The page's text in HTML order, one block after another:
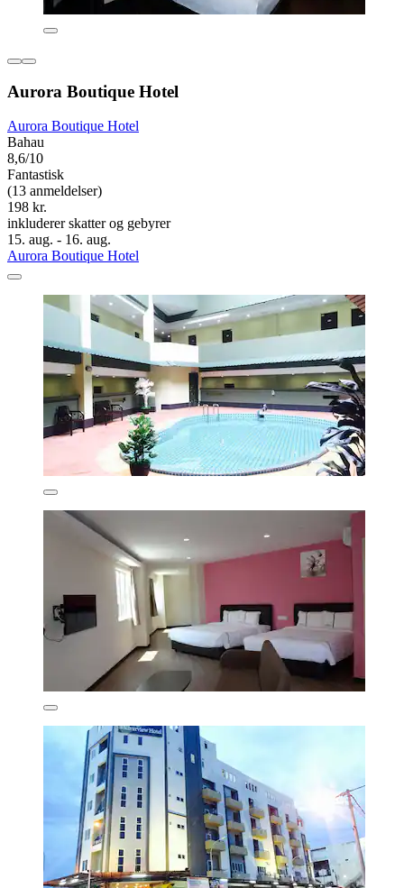
Aurora Boutique Hotel
Aurora Boutique Hotel
Bahau
8,6/10
Fantastisk
(13 anmeldelser)
198 kr.
inkluderer skatter og gebyrer
15. aug. - 16. aug.
Aurora Boutique Hotel